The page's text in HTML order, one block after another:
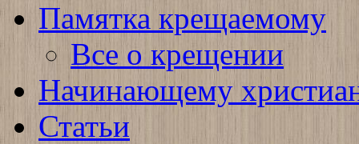
Памятка крещаемому
Все о крещении
Начинающему
Статьи